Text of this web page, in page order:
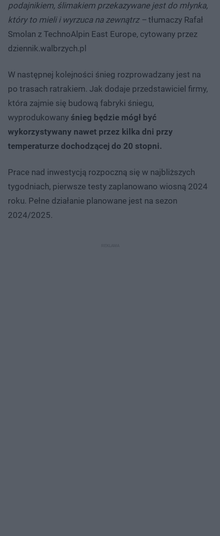
podajnikiem, ślimakiem przekazywane jest do młynka,
który to mieli i wyrzuca na zewnątrz – tłumaczy Rafał
Smolan z TechnoAlpin East Europe, cytowany przez
dziennik.walbrzych.pl
W następnej kolejności śnieg rozprowadzany jest na
po trasach ratrakiem. Jak dodaje przedstawiciel firmy,
która zajmie się budową fabryki śniegu,
wyprodukowany śnieg będzie mógł być
wykorzystywany nawet przez kilka dni przy
temperaturze dochodzącej do 20 stopni.
Prace nad inwestycją rozpoczną się w najbliższych
tygodniach, pierwsze testy zaplanowano wiosną 2024
roku. Pełne działanie planowane jest na sezon
2024/2025.